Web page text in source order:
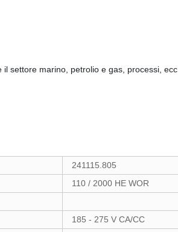
settore marino, petrolio e gas, processi, ecc.
241115.805
110 / 2000 HE WOR
185 - 275 V CA/CC